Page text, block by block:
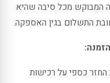
המבוקש מכל סיבה שהיא
התשלום בגין האספקה.
החזר כספי על רכישות